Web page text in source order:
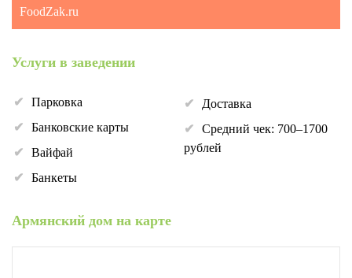
FoodZak.ru
Услуги в заведении
Парковка
Банковские карты
Вайфай
Банкеты
Доставка
Средний чек: 700–1700
рублей
Армянский дом на карте